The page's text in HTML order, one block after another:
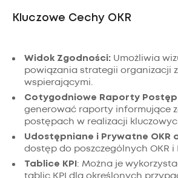
Kluczowe Cechy OKR
Widok Zgodności: Umożliwia
powiązania strategii organizacji
wspierającymi.
Cotygodniowe Raporty
generować raporty informujące
postępach w realizacji
Udostępniane i Prywatne OKR
dostęp do poszczególnych OKR i
Tablice KPI : Można je